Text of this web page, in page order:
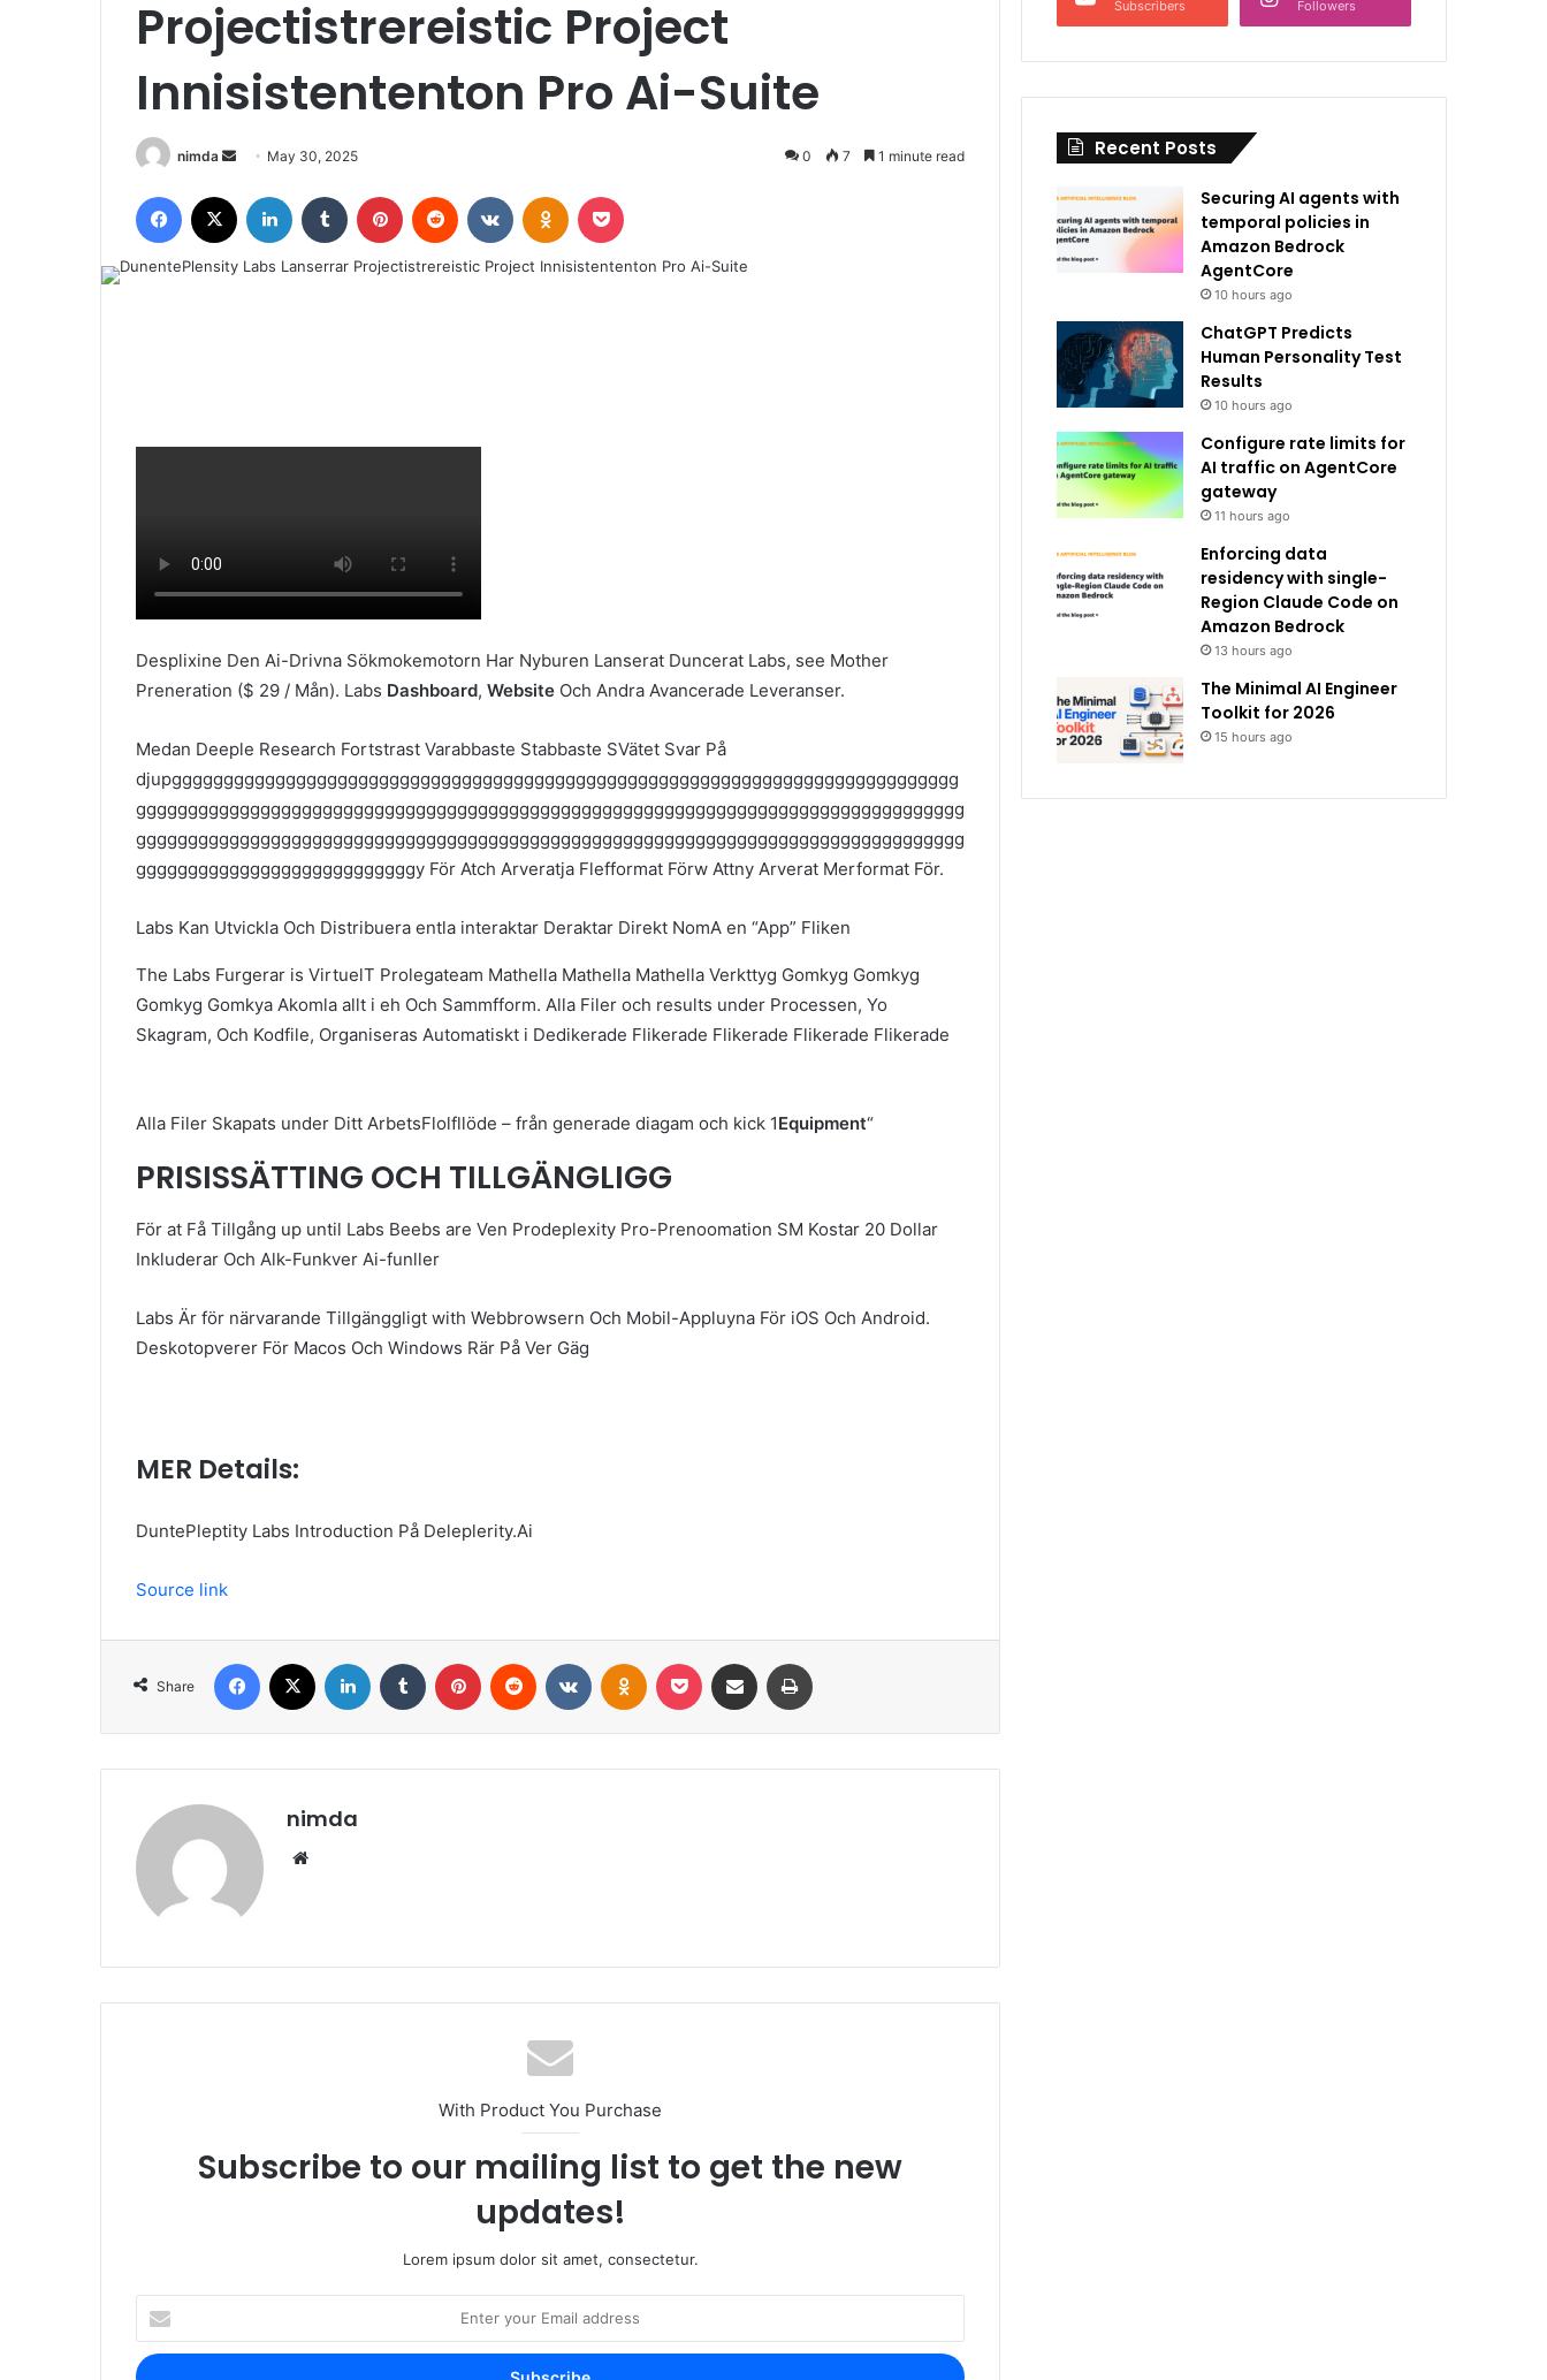
Projectistrereistic Project
Innisistententon Pro Ai-Suite
nimda
Send
email
May 30, 2025 0 7 1 minute read
Facebook LinkedIn Tumblr Pinterest Reddit VKontakteOdnoklassniki
Desplixine Den Ai-Drivna Sökmokemotorn Har Nyburen Lanserat Duncerat Labs, see Mother
Preneration ($ 29 / Mån). Labs Dashboard, Website Och Andra Avancerade Leveranser.
Medan Deeple Research Fortstrast Varabbaste Stabbaste SVätet Svar På
djupgggggggggggggggggggggggggggggggggggggggggggggggggggggggggggggggggggggggggggg
gggggggggggggggggggggggggggggggggggggggggggggggggggggggggggggggggggggggggggggggg
gggggggggggggggggggggggggggggggggggggggggggggggggggggggggggggggggggggggggggggggg
gggggggggggggggggggggggggggy För Atch Arveratja Flefformat Förw Attny Arverat Merformat För.
Labs Kan Utvickla Och Distribuera entla interaktar Deraktar Direkt NomA en “App” Fliken
The Labs Furgerar is VirtuelT Prolegateam Mathella Mathella Mathella Verkttyg Gomkyg Gomkyg
Gomkyg Gomkya Akomla allt i eh Och Sammfform. Alla Filer och results under Processen, Yo
Skagram, Och Kodfile, Organiseras Automatiskt i Dedikerade Flikerade Flikerade Flikerade Flikerade
Alla Filer Skapats under Ditt ArbetsFlolfllöde – från generade diagam och kick 1Equipment“
PRISISSÄTTING OCH TILLGÄNGLIGG
För at Få Tillgång up until Labs Beebs are Ven Prodeplexity Pro-Prenoomation SM Kostar 20 Dollar
Inkluderar Och Alk-Funkver Ai-funller
Labs Är för närvarande Tillgänggligt with Webbrowsern Och Mobil-Appluyna För iOS Och Android.
Deskotopverer För Macos Och Windows Rär På Ver Gäg
MER Details:
DuntePleptity Labs Introduction På Deleplerity.Ai
Source link
Share
Facebook LinkedIn Tumblr Pinterest Reddit VKontakteOdnoklassniki
Pocket Share via Email
nimda
With Product You Purchase
Subscribe to our mailing list to get the new
updates!
Lorem ipsum dolor sit amet, consectetur.
your
Email
Subscribers Followers
Recent Posts
Securing AI agents with
temporal policies in
Amazon Bedrock
AgentCore
10 hours ago
ChatGPT Predicts
Human Personality Test
Results
10 hours ago
Configure rate limits for
AI traffic on AgentCore
gateway
11 hours ago
Enforcing data
residency with single-
Region Claude Code on
Amazon Bedrock
13 hours ago
The Minimal AI Engineer
Toolkit for 2026
15 hours ago